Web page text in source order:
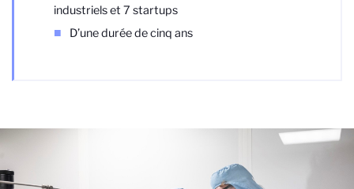
industriels et 7 startups
D’une durée de cinq ans